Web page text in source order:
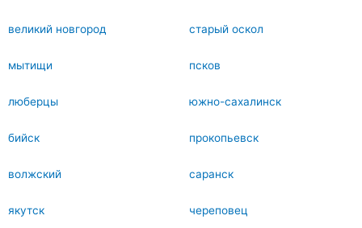
великий новгород старый оскол
мытищи псков
люберцы южно-сахалинск
бийск прокопьевск
волжский саранск
якутск череповец